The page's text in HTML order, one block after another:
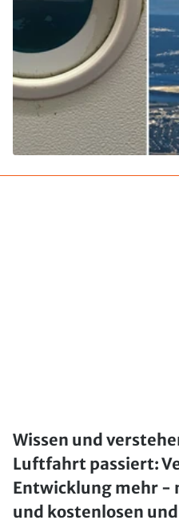
Wissen und
Luftfahrt passiert:
Entwicklung mehr -
und kostenlosen